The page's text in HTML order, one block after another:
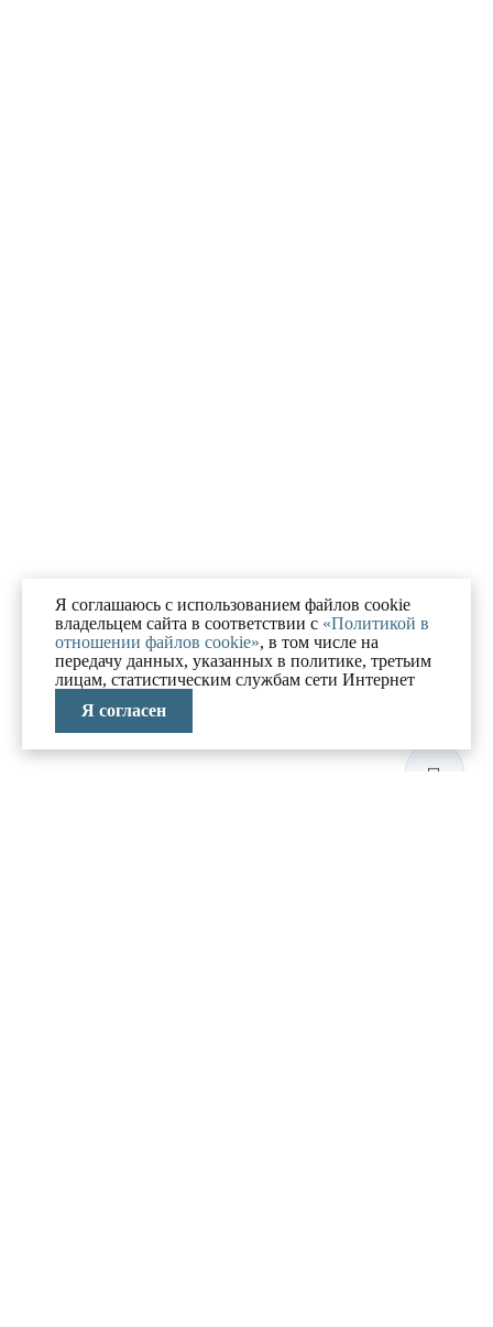
Я соглашаюсь с использованием файлов cookie
владельцем сайта в соответствии с «Политикой в
отношении файлов cookie», в том числе на
передачу данных, указанных в политике, третьим
лицам, статистическим службам сети Интернет
Я согласен